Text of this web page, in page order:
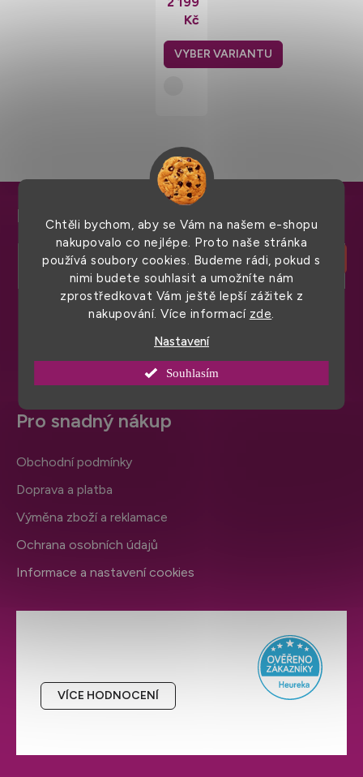
Chtěli bychom, aby se Vám na našem e-shopu
nakupovalo co nejlépe. Proto naše stránka
používá soubory cookies. Budeme rádi, pokud s
nimi budete souhlasit a umožníte nám
zprostředkovat Vám ještě lepší zážitek z
nakupování. Více informací zde
Nastavení
Souhlasím
bomber
a
velkou
Kč
Z
á
a
VÍCE HODNOCENÍ
Pro snadný nákup
Obchodní podmínky
Doprava a platba
Výměna zboží a reklamace
Ochrana osobních údajů
Informace a nastavení cookies